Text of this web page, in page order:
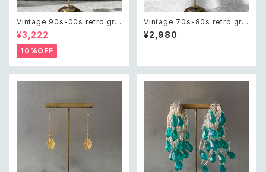
Vintage 90s-00s retro gre
en aventurine pierce レトロ
ヴィンテージ アクセサリー 天然
石 グリーンアベンチュリン ピア
ス/イヤリング
¥3,222
10%OFF
Vintage 70s-80s retro gre
en bijou classical beads pi
erce レトロ ヴィンテージ アク
¥2,980